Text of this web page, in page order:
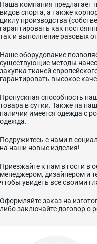
Наша компания предлагает
видов спорта, а также
циклу производства
гарантировать как
так и выполнение разовых
Наше оборудование
существующие методы
закупка тканей
гарантировать высокое
Пропускная способность
товара в сутки. Также на
наличии имеется одежда с
одежда.
Подружитесь с нами в
на наши новые изделия!
Приезжайте к нам в гости в
менеджером, дизайнером и
чтобы увидеть все своими
Оформляйте заказ на
либо заключайте договор о